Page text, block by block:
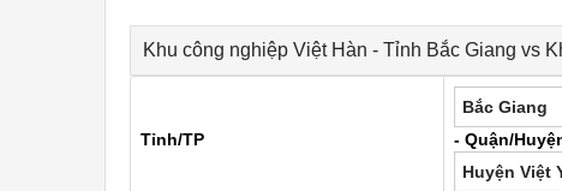
Khu công nghiệp Việt Hàn - Tỉnh Bắc Giang vs
Tỉnh/TP
Bắc Giang
- Quận/
Huyện Việt